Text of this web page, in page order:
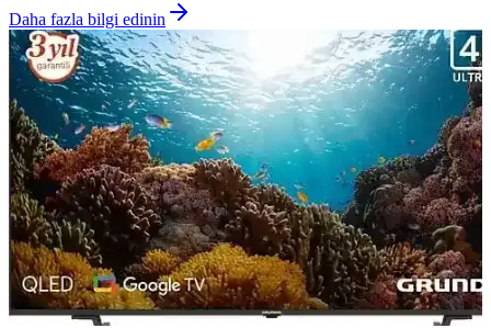
Daha fazla bilgi edinin